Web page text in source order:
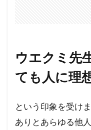
ウエクミ先
ても人に理
という印象を受けま
ありとあらゆる他